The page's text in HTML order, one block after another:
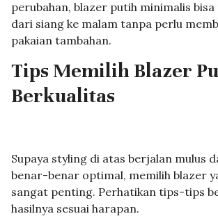
perubahan, blazer putih minimalis bisa
dari siang ke malam tanpa perlu
pakaian tambahan.
Tips Memilih Blazer
Berkualitas
Supaya styling di atas berjalan mulus
benar-benar optimal, memilih blazer
sangat penting. Perhatikan tips-tips
hasilnya sesuai harapan.